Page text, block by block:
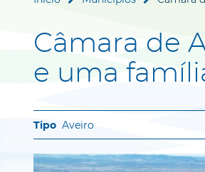
Câmara de
e uma
Aveiro